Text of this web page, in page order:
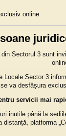
online
Sectorul 3 sunt
Locale Sector 3
va desfășura
servicii mai
inutile până la
platforma